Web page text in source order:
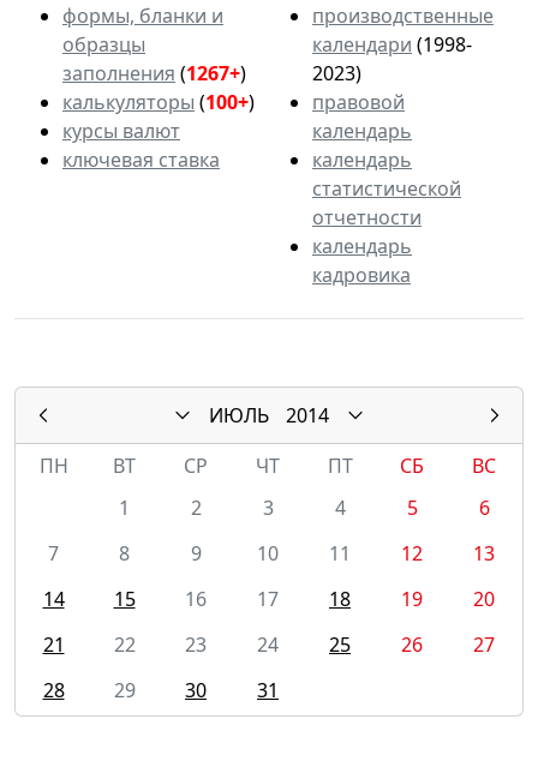
формы, бланки и
образцы
заполнения (1267+)
калькуляторы (100+)
курсы валют
ключевая ставка
производственные
календари (1998-
2023)
правовой
календарь
календарь
статистической
отчетности
календарь
кадровика
ИЮЛЬ
2014
ПН
ВТ СР ЧТ ПТ СБ
ВС
1
2 3 4 5
6
7
8 9 10 11 12
13
14
15 16 17 18 19
20
21
22 23 24 25 26
27
28
29 30 31